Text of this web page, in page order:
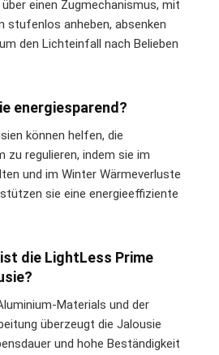
einen Zugmechanismus, mit
stufenlos anheben, absenken
den Lichteinfall nach Belieben
energiesparend?
können helfen, die
zu regulieren, indem sie im
und im Winter Wärmeverluste
sie eine energieeffiziente
die LightLess Prime
Materials und der
überzeugt die Jalousie
und hohe Beständigkeit